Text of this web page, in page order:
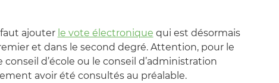
ajouter le vote électronique qui est désormais
et dans le second degré. Attention, pour le
d’école ou le conseil d’administration
avoir été consultés au préalable.